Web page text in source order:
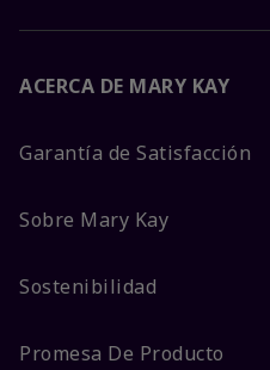
ACERCA DE MARY KAY
Garantía de Satisfacción
Sobre Mary Kay
Sostenibilidad
Promesa De Producto